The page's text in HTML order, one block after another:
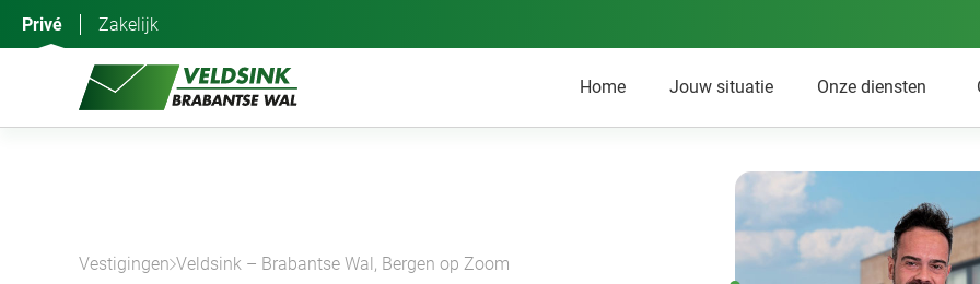
Privé Zakelijk
Home Jouw situatie Onze diensten
Vestigingen Veldsink – Brabantse Wal, Bergen op Zoom